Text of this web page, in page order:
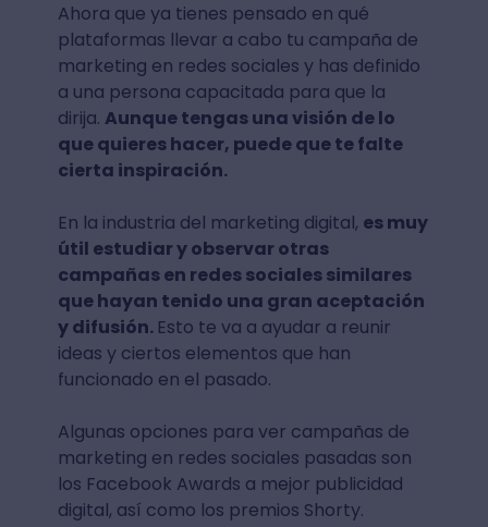
Ahora que ya tienes pensado en qué
plataformas llevar a cabo tu campaña de
marketing en redes sociales y has definido
a una persona capacitada para que la
dirija. Aunque tengas una visión de lo
que quieres hacer, puede que te falte
cierta inspiración.
En la industria del marketing digital, es muy
útil estudiar y observar otras
campañas en redes sociales similares
que hayan tenido una gran aceptación
y difusión. Esto te va a ayudar a reunir
ideas y ciertos elementos que han
funcionado en el pasado.
Algunas opciones para ver campañas de
marketing en redes sociales pasadas son
los Facebook Awards a mejor publicidad
digital, así como los premios Shorty.